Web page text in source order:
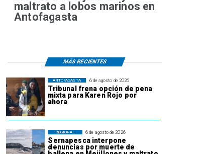
maltrato a lobos marinos en
Antofagasta
6 de agosto de 2026
Tribunal frena opción de pena
mixta para Karen Rojo por
ahora
ANTOFAGASTA
6 de agosto de 2026
Sernapesca interpone
denuncias por muerte de
REGIONAL
MÁS RECIENTES